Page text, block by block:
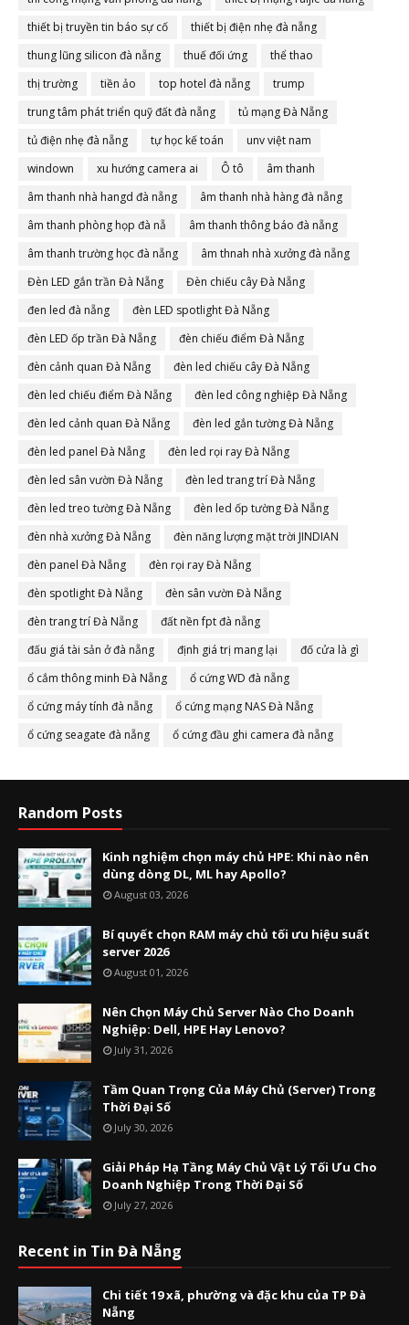
thiết bị truyền tin báo sự cố
thiết bị điện nhẹ đà nẵng
thung lũng silicon đà nẵng
thuế đối ứng
thể thao
thị trường
tiền ảo top hotel đà nẵng
trump
trung tâm phát triển quỹ đất đà nẵng
tủ mạng Đà Nẵng
tủ điện nhẹ đà nẵng
tự học kế toán
unv việt nam
windown
xu hướng camera ai Ô tô
âm thanh
âm thanh nhà hangd đà nẵng
âm thanh nhà hàng đà nẵng
âm thanh phòng họp đà nẵ
âm thanh thông báo đà nẵng
âm thanh trường học đà nẵng
âm thnah nhà xưởng đà nẵng
Đèn LED gắn trần Đà Nẵng
Đèn chiếu cây Đà Nẵng
đen led đà nẵng
đèn LED spotlight Đà Nẵng
đèn LED ốp trần Đà Nẵng
đèn chiếu điểm Đà Nẵng
đèn cảnh quan Đà Nẵng
đèn led chiếu cây Đà Nẵng
đèn led chiếu điểm Đà Nẵng
đèn led công nghiệp Đà Nẵng
đèn led cảnh quan Đà Nẵng
đèn led gắn tường Đà Nẵng
đèn led panel Đà Nẵng
đèn led rọi ray Đà Nẵng
đèn led sân vườn Đà Nẵng
đèn led trang trí Đà Nẵng
đèn led treo tường Đà Nẵng
đèn led ốp tường Đà Nẵng
đèn nhà xưởng Đà Nẵng
đèn năng lượng mặt trời JINDIAN
đèn panel Đà Nẵng
đèn rọi ray Đà Nẵng
đèn spotlight Đà Nẵng
đèn sân vườn Đà Nẵng
đèn trang trí Đà Nẵng
đất nền fpt đà nẵng
đấu giá tài sản ở đà nẵng
định giá trị mang lại
đố cửa là gì
ổ cắm thông minh Đà Nẵng
ổ cứng WD đà nẵng
ổ cứng máy tính đà nẵng
ổ cứng mạng NAS Đà Nẵng
ổ cứng seagate đà nẵng
ổ cứng đầu ghi camera đà nẵng
Random Posts
Kinh nghiệm chọn máy chủ HPE: Khi nào nên
dùng dòng DL, ML hay Apollo?
August 03, 2026
Bí quyết chọn RAM máy chủ tối ưu hiệu suất
server 2026
August 01, 2026
Nên Chọn Máy Chủ Server Nào Cho Doanh
Nghiệp: Dell, HPE Hay Lenovo?
July 31, 2026
Tầm Quan Trọng Của Máy Chủ (Server) Trong
Thời Đại Số
July 30, 2026
Giải Pháp Hạ Tầng Máy Chủ Vật Lý Tối Ưu Cho
Doanh Nghiệp Trong Thời Đại Số
July 27, 2026
Recent in Tin Đà Nẵng
Chi tiết 19 xã, phường và đặc khu của TP Đà
Nẵng